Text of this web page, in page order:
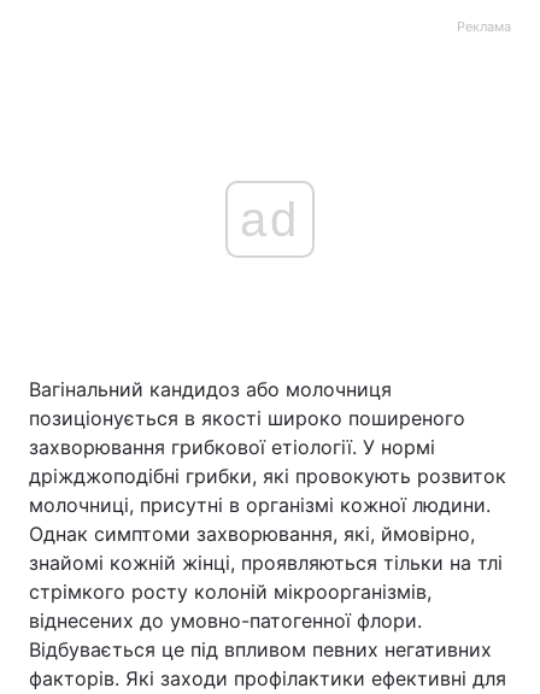
Реклама
ad
Вагінальний кандидоз або молочниця
позиціонується в якості широко поширеного
захворювання грибкової етіології. У нормі
дріжджоподібні грибки, які провокують розвиток
молочниці, присутні в організмі кожної людини.
Однак симптоми захворювання, які, ймовірно,
знайомі кожній жінці, проявляються тільки на тлі
стрімкого росту колоній мікроорганізмів,
віднесених до умовно-патогенної флори.
Відбувається це під впливом певних негативних
факторів. Які заходи профілактики ефективні для